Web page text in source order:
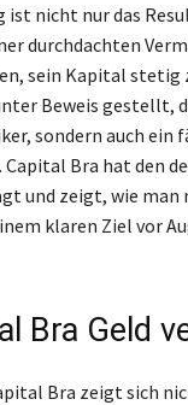
nicht nur das
durchdachten
sein Kapital stetig
Beweis gestellt,
sondern auch ein
Bra hat den
und zeigt, wie
klaren Ziel vor
Bra Geld
Bra zeigt sich